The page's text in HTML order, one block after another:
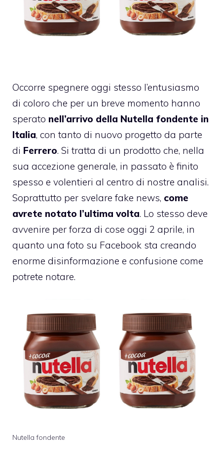
Occorre spegnere oggi stesso l’entusiasmo
di coloro che per un breve momento hanno
sperato nell’arrivo della Nutella fondente in
Italia, con tanto di nuovo progetto da parte
di Ferrero. Si tratta di un prodotto che, nella
sua accezione generale, in passato è finito
spesso e volentieri al centro di nostre analisi.
Soprattutto per svelare fake news, come
avrete notato l’ultima volta. Lo stesso deve
avvenire per forza di cose oggi 2 aprile, in
quanto una foto su Facebook sta creando
enorme disinformazione e confusione come
potrete notare.
Nutella fondente